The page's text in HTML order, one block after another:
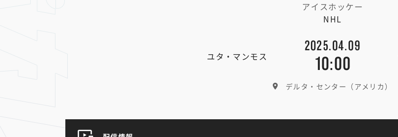
アイスホッケー
NHL
ユタ・マンモス
2025.04.09
10:00
デルタ・センター（アメリカ）